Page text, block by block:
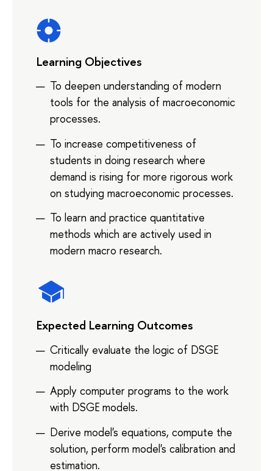
Learning Objectives
To deepen understanding of modern
tools for the analysis of macroeconomic
processes.
To increase competitiveness of
students in doing research where
demand is rising for more rigorous work
on studying macroeconomic processes.
To learn and practice quantitative
methods which are actively used in
modern macro research.
Expected Learning Outcomes
Critically evaluate the logic of DSGE
modeling
Apply computer programs to the work
with DSGE models.
Derive model's equations, compute the
solution, perform model's calibration and
estimation.